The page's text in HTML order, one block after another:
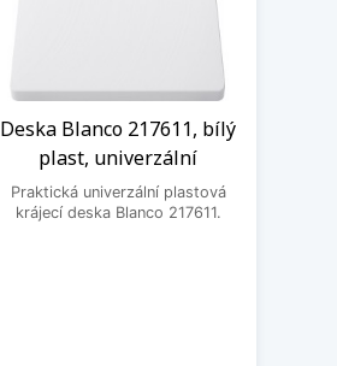
Deska Blanco 217611, bílý
plast, univerzální
Praktická univerzální plastová
krájecí deska Blanco 217611.